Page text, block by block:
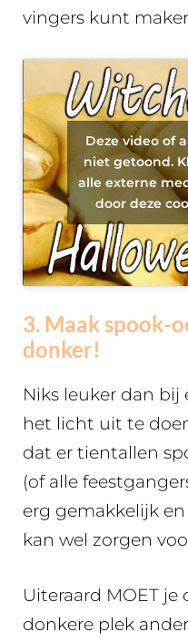
vingers kunt
Deze video of
niet getoond.
alle externe
door deze
3. Maak spook-
donker!
Niks leuker dan bij
het licht uit te
dat er tientallen
(of alle
erg gemakkelijk
kan wel zorgen
Uiteraard MOET
donkere plek